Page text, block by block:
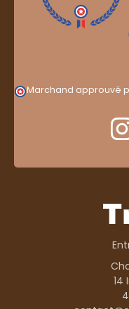
Marchand approuvé
14